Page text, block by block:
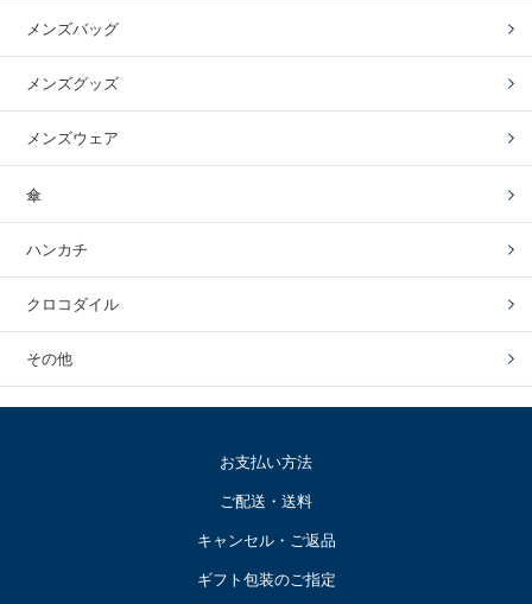
メンズバッグ
メンズグッズ
メンズウェア
傘
ハンカチ
クロコダイル
その他
お支払い方法
ご配送・送料
キャンセル・ご返品
ギフト包装のご指定